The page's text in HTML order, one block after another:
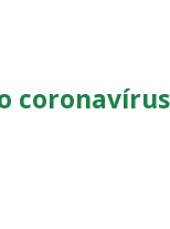
coronavírus